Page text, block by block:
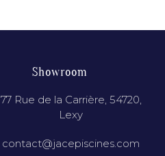
Showroom
77 Rue de la Carrière, 54720,
Lexy
contact@jacepiscines.com